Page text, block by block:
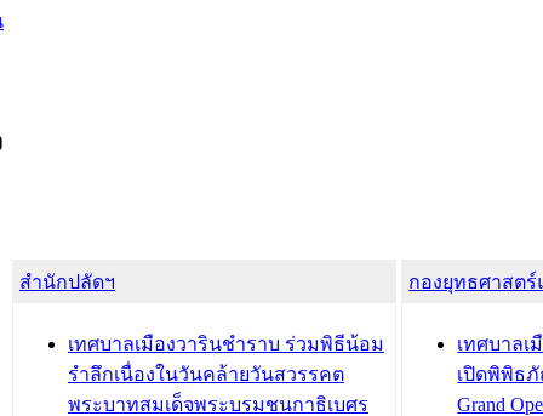
สำนักปลัดฯ
เทศบาลเมืองวารินชำราบ ร่วมพิธีน้อม
รำลึกเนื่องในวันคล้ายวันสวรรคต
พระบาทสมเด็จพระบรมชนกาธิเบศร
กองยุทธศาสต
เทศบาลเ
เปิดพิพิธภั
Grand